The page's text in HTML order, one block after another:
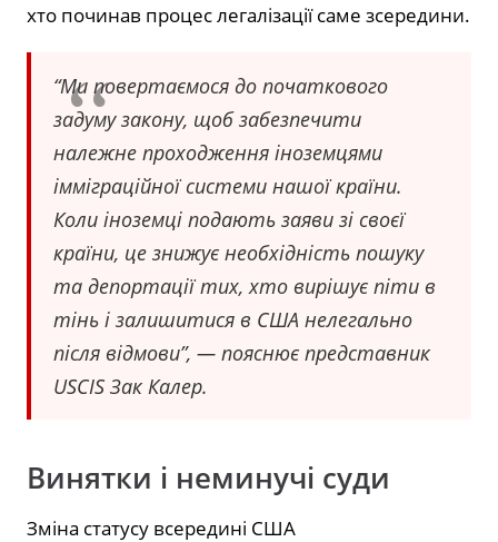
хто починав процес легалізації саме зсередини.
“Ми повертаємося до початкового
задуму закону, щоб забезпечити
належне проходження іноземцями
імміграційної системи нашої країни.
Коли іноземці подають заяви зі своєї
країни, це знижує необхідність пошуку
та депортації тих, хто вирішує піти в
тінь і залишитися в США нелегально
після відмови”, — пояснює представник
USCIS Зак Калер.
Винятки і неминучі суди
Зміна статусу всередині США